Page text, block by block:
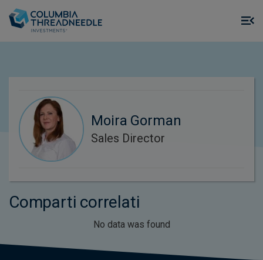
Moira Gorman
Sales Director
Comparti correlati
No data was found